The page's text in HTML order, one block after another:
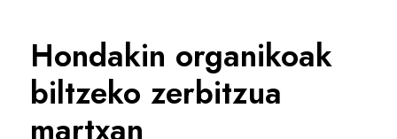
Hondakin organikoak
biltzeko zerbitzua